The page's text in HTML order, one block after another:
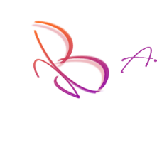
contenu